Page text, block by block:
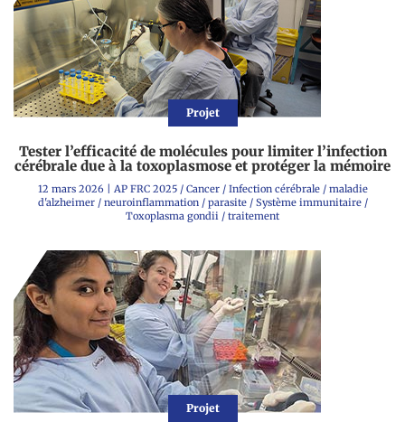
Projet
Tester l’efficacité de molécules pour limiter l’infection
cérébrale due à la toxoplasmose et protéger la mémoire
12 mars 2026| AP FRC 2025/ Cancer/ Infection cérébrale/ maladie
d'alzheimer/ neuroinflammation/ parasite/ Système immunitaire/
Toxoplasma gondii / traitement
Projet